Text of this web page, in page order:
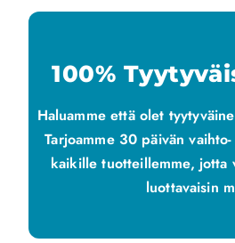
100%
Haluamme että olet
Tarjoamme 30 päivän
kaikille tuotteillemme, jotta
luottavaisin